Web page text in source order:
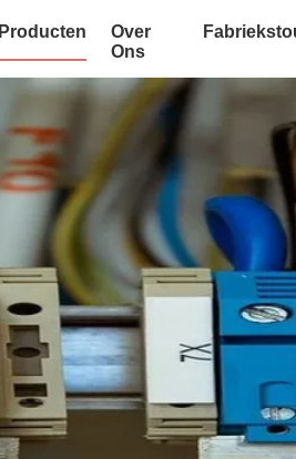
Producten
Over
Ons